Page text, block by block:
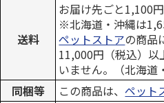
送料
お届け先ごと1,100円
※北海道・沖縄は
ペットストアの商品
11,000円（税込）
いません。（北海道
同梱等
この商品は、ペット